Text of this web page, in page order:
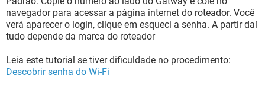
navegador para acessar a página internet do roteador. Você
verá aparecer o login, clique em esqueci a senha. A partir daí
tudo depende da marca do roteador
Leia este tutorial se tiver dificuldade no procedimento:
Descobrir senha do Wi-Fi